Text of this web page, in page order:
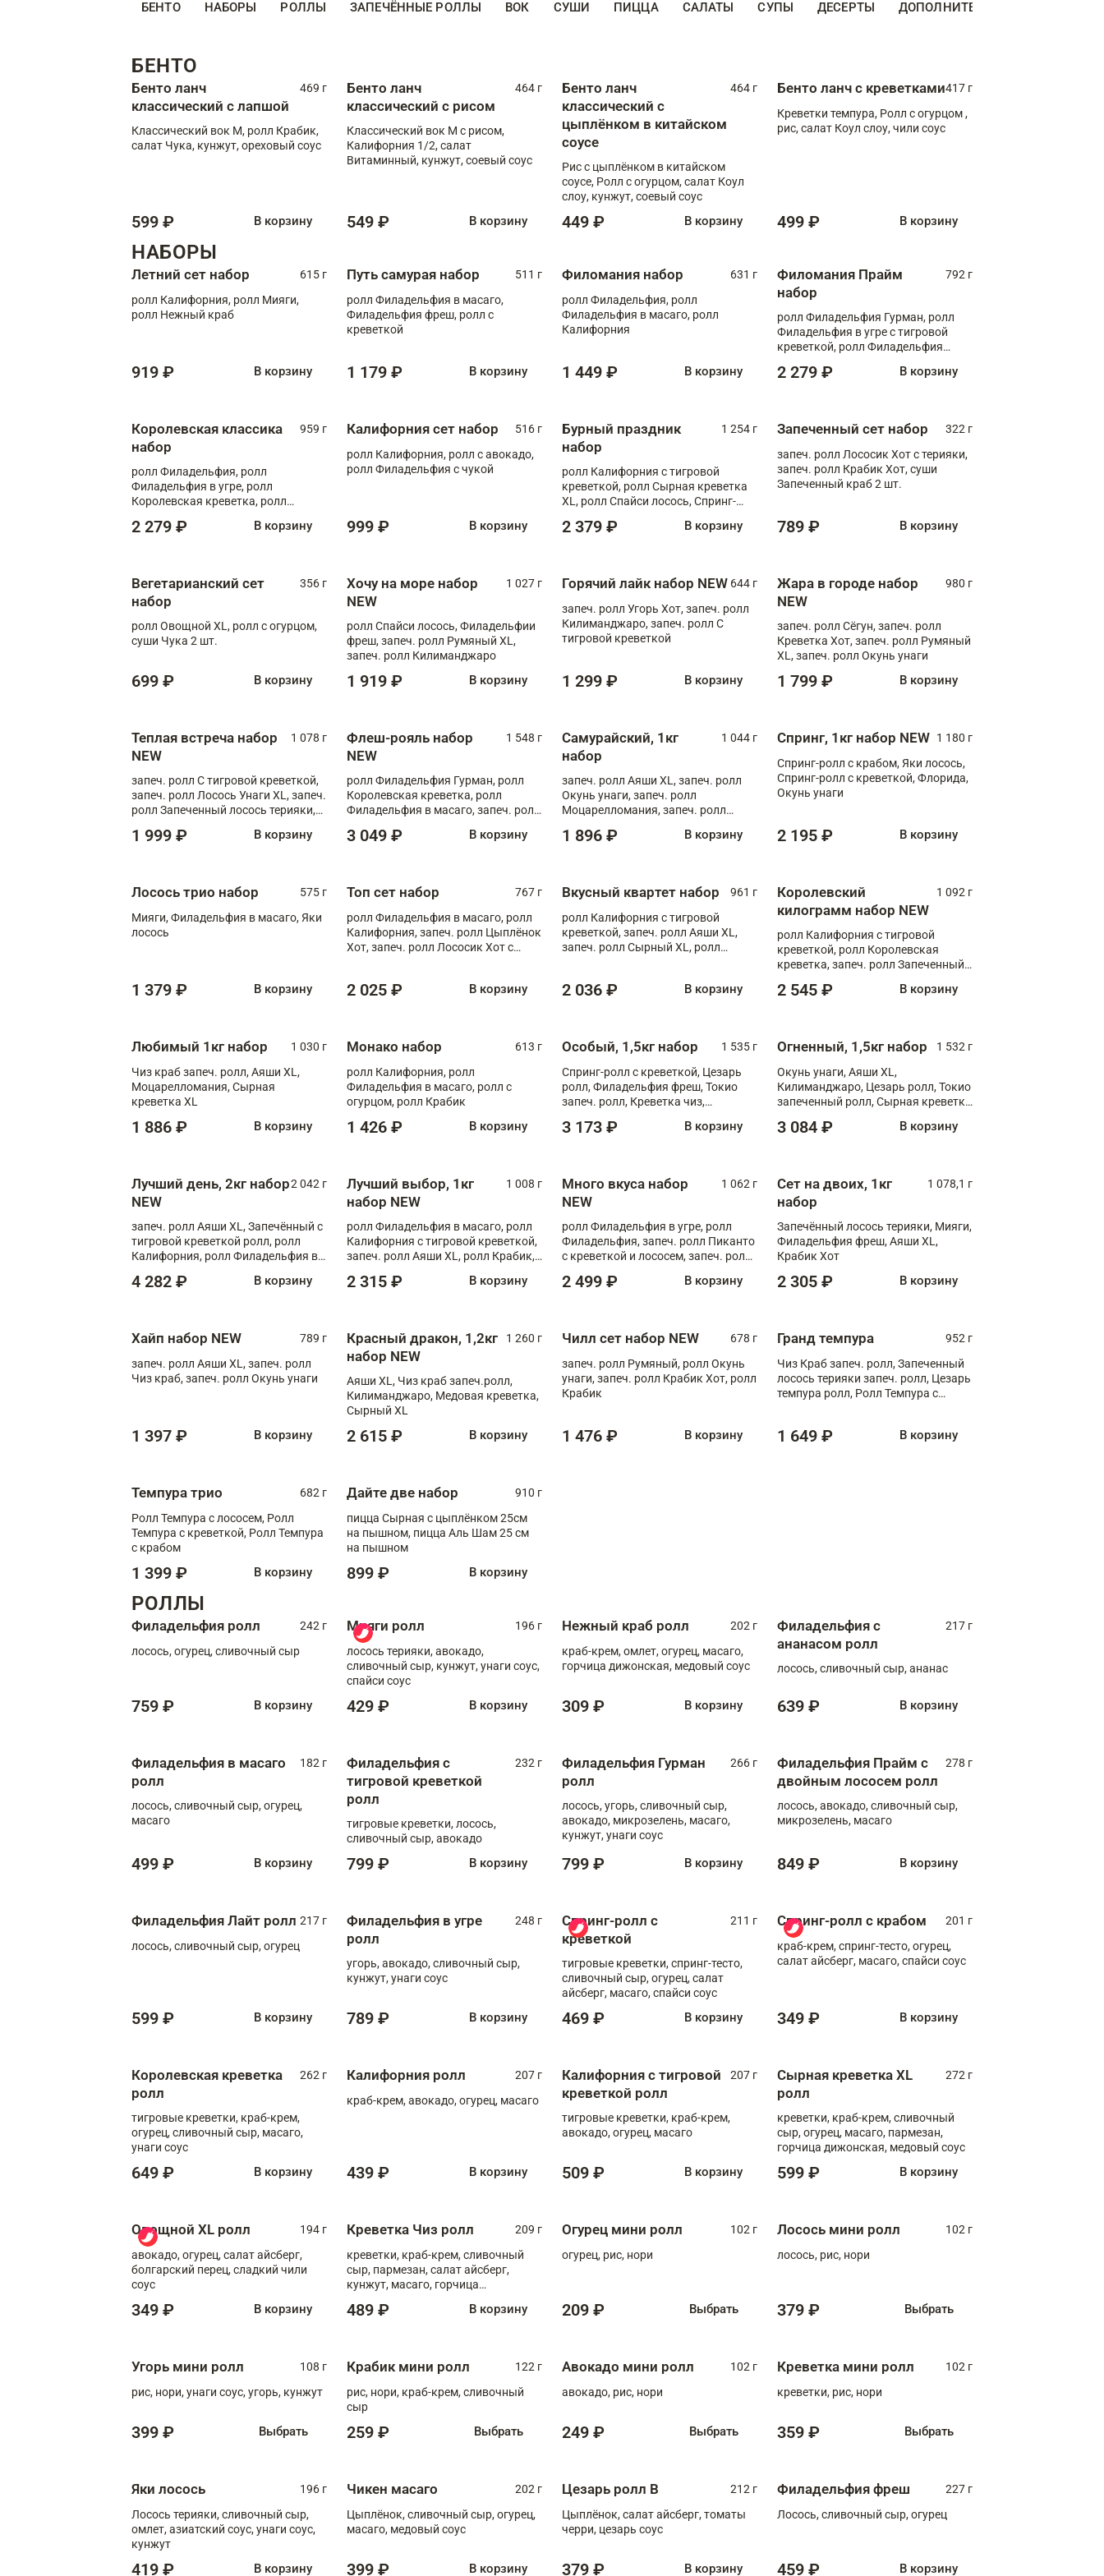
БЕНТО НАБОРЫ РОЛЛЫ ЗАПЕЧЁННЫЕ РОЛЛЫ ВОК СУШИ ПИЦЦА САЛАТЫ СУПЫ ДЕСЕРТЫ ДОПОЛНИТЕЛЬНО
БЕНТО
Бенто ланч
классический с лапшой
469 г
Классический вок М, ролл Крабик,
салат Чука, кунжут, ореховый соус
599 ₽ В корзину
Бенто ланч
классический с рисом
464 г
Классический вок М с рисом,
Калифорния 1/2, салат
Витаминный, кунжут, соевый соус
549 ₽ В корзину
Бенто ланч
классический с
цыплёнком в китайском
соусе
464 г
Рис с цыплёнком в китайском
соусе, Ролл с огурцом, салат Коул
слоу, кунжут, соевый соус
449 ₽ В корзину
Бенто ланч с креветками417 г
Креветки темпура, Ролл с огурцом ,
рис, салат Коул слоу, чили соус
499 ₽ В корзину
НАБОРЫ
Летний сет набор
615 г
ролл Калифорния, ролл Мияги,
ролл Нежный краб
919 ₽ В корзину
Путь самурая набор
511 г
ролл Филадельфия в масаго,
Филадельфия фреш, ролл с
креветкой
1 179 ₽ В корзину
Филомания набор
631 г
ролл Филадельфия, ролл
Филадельфия в масаго, ролл
Калифорния
1 449 ₽ В корзину
Филомания Прайм
набор
792 г
ролл Филадельфия Гурман, ролл
Филадельфия в угре с тигровой
креветкой, ролл Филадельфия
2 279 ₽ В корзину
Королевская классика
набор
959 г
ролл Филадельфия, ролл
Филадельфия в угре, ролл
Королевская креветка, ролл
2 279 ₽ В корзину
Калифорния сет набор
516 г
ролл Калифорния, ролл с авокадо,
ролл Филадельфия с чукой
999 ₽ В корзину
Бурный праздник
набор
1 254 г
ролл Калифорния с тигровой
креветкой, ролл Сырная креветка
XL, ролл Спайси лосось, Спринг-
Медовая креветка
2 379 ₽ В корзину
Запеченный сет набор
322 г
запеч. ролл Лососик Хот с терияки,
запеч. ролл Крабик Хот, суши
Запеченный краб 2 шт.
789 ₽ В корзину
Вегетарианский сет
набор
356 г
ролл Овощной XL, ролл с огурцом,
суши Чука 2 шт.
699 ₽ В корзину
Хочу на море набор
NEW
1 027 г
ролл Спайси лосось, Филадельфии
фреш, запеч. ролл Румяный XL,
запеч. ролл Килиманджаро
1 919 ₽ В корзину
Горячий лайк набор NEW 644 г
запеч. ролл Угорь Хот, запеч. ролл
Килиманджаро, запеч. ролл С
тигровой креветкой
1 299 ₽ В корзину
Жара в городе набор
NEW
980 г
запеч. ролл Сёгун, запеч. ролл
Креветка Хот, запеч. ролл Румяный
XL, запеч. ролл Окунь унаги
1 799 ₽ В корзину
Теплая встреча набор
NEW
1 078 г
запеч. ролл С тигровой креветкой,
запеч. ролл Лосось Унаги XL, запеч.
ролл Запеченный лосось терияки,
1 999 ₽ В корзину
Флеш-рояль набор
NEW
1 548 г
ролл Филадельфия Гурман, ролл
Королевская креветка, ролл
Филадельфия в масаго, запеч. ролл
Тигровая креветка с моцареллой,
3 049 ₽ В корзину
Самурайский, 1кг
набор
1 044 г
запеч. ролл Аяши XL, запеч. ролл
Окунь унаги, запеч. ролл
Моцарелломания, запеч. ролл
1 896 ₽ В корзину
Спринг, 1кг набор NEW 1 180 г
Спринг-ролл с крабом, Яки лосось,
Спринг-ролл с креветкой, Флорида,
Окунь унаги
2 195 ₽ В корзину
Лосось трио набор
575 г
Мияги, Филадельфия в масаго, Яки
лосось
1 379 ₽ В корзину
Топ сет набор
767 г
ролл Филадельфия в масаго, ролл
Калифорния, запеч. ролл Цыплёнок
Хот, запеч. ролл Лососик Хот с
2 025 ₽ В корзину
Вкусный квартет набор
961 г
ролл Калифорния с тигровой
креветкой, запеч. ролл Аяши XL,
запеч. ролл Сырный XL, ролл
2 036 ₽ В корзину
Королевский
килограмм набор NEW
1 092 г
ролл Калифорния с тигровой
креветкой, ролл Королевская
креветка, запеч. ролл Запеченный
XL, запеч. ролл Крабик Хот
2 545 ₽ В корзину
Любимый 1кг набор
1 030 г
Чиз краб запеч. ролл, Аяши XL,
Моцарелломания, Сырная
креветка XL
1 886 ₽ В корзину
Монако набор
613 г
ролл Калифорния, ролл
Филадельфия в масаго, ролл с
огурцом, ролл Крабик
1 426 ₽ В корзину
Особый, 1,5кг набор
1 535 г
Спринг-ролл с креветкой, Цезарь
ролл, Филадельфия фреш, Токио
запеч. ролл, Креветка чиз,
Флорида
3 173 ₽ В корзину
Огненный, 1,5кг набор
1 532 г
Окунь унаги, Аяши XL,
Килиманджаро, Цезарь ролл, Токио
запеченный ролл, Сырная креветка
3 084 ₽ В корзину
Лучший день, 2кг набор
NEW
2 042 г
запеч. ролл Аяши XL, Запечённый с
тигровой креветкой ролл, ролл
Калифорния, ролл Филадельфия в
запеч. ролл Моцарелломания, ролл
4 282 ₽ В корзину
Лучший выбор, 1кг
набор NEW
1 008 г
ролл Филадельфия в масаго, ролл
Калифорния с тигровой креветкой,
запеч. ролл Аяши XL, ролл Крабик,
2 315 ₽ В корзину
Много вкуса набор
NEW
1 062 г
ролл Филадельфия в угре, ролл
Филадельфия, запеч. ролл Пиканто
с креветкой и лососем, запеч. ролл
2 499 ₽ В корзину
Сет на двоих, 1кг
набор
1 078,1 г
Запечённый лосось терияки, Мияги,
Филадельфия фреш, Аяши XL,
Крабик Хот
2 305 ₽ В корзину
Хайп набор NEW
789 г
запеч. ролл Аяши XL, запеч. ролл
Чиз краб, запеч. ролл Окунь унаги
1 397 ₽ В корзину
Красный дракон, 1,2кг
набор NEW
1 260 г
Аяши XL, Чиз краб запеч.ролл,
Килиманджаро, Медовая креветка,
Сырный XL
2 615 ₽ В корзину
Чилл сет набор NEW
678 г
запеч. ролл Румяный, ролл Окунь
унаги, запеч. ролл Крабик Хот, ролл
Крабик
1 476 ₽ В корзину
Гранд темпура
952 г
Чиз Краб запеч. ролл, Запеченный
лосось терияки запеч. ролл, Цезарь
темпура ролл, Ролл Темпура с
1 649 ₽ В корзину
Темпура трио
682 г
Ролл Темпура с лососем, Ролл
Темпура с креветкой, Ролл Темпура
с крабом
1 399 ₽ В корзину
Дайте две набор
910 г
пицца Сырная с цыплёнком 25см
на пышном, пицца Аль Шам 25 см
на пышном
899 ₽ В корзину
РОЛЛЫ
Филадельфия ролл
242 г
лосось, огурец, сливочный сыр
759 ₽ В корзину
Мияги ролл
196 г
лосось терияки, авокадо,
сливочный сыр, кунжут, унаги соус,
спайси соус
429 ₽ В корзину
Нежный краб ролл
202 г
краб-крем, омлет, огурец, масаго,
горчица дижонская, медовый соус
309 ₽ В корзину
Филадельфия с
ананасом ролл
217 г
лосось, сливочный сыр, ананас
639 ₽ В корзину
Филадельфия в масаго
ролл
182 г
лосось, сливочный сыр, огурец,
масаго
499 ₽ В корзину
Филадельфия с
тигровой креветкой
ролл
232 г
тигровые креветки, лосось,
сливочный сыр, авокадо
799 ₽ В корзину
Филадельфия Гурман
ролл
266 г
лосось, угорь, сливочный сыр,
авокадо, микрозелень, масаго,
кунжут, унаги соус
799 ₽ В корзину
Филадельфия Прайм с
двойным лососем ролл
278 г
лосось, авокадо, сливочный сыр,
микрозелень, масаго
849 ₽ В корзину
Филадельфия Лайт ролл 217 г
лосось, сливочный сыр, огурец
599 ₽ В корзину
Филадельфия в угре
ролл
248 г
угорь, авокадо, сливочный сыр,
кунжут, унаги соус
789 ₽ В корзину
Спринг-ролл с
креветкой
211 г
тигровые креветки, спринг-тесто,
сливочный сыр, огурец, салат
айсберг, масаго, спайси соус
469 ₽ В корзину
Спринг-ролл с крабом
201 г
краб-крем, спринг-тесто, огурец,
салат айсберг, масаго, спайси соус
349 ₽ В корзину
Королевская креветка
ролл
262 г
тигровые креветки, краб-крем,
огурец, сливочный сыр, масаго,
унаги соус
649 ₽ В корзину
Калифорния ролл
207 г
краб-крем, авокадо, огурец, масаго
439 ₽ В корзину
Калифорния с тигровой
креветкой ролл
207 г
тигровые креветки, краб-крем,
авокадо, огурец, масаго
509 ₽ В корзину
Сырная креветка XL
ролл
272 г
креветки, краб-крем, сливочный
сыр, огурец, масаго, пармезан,
горчица дижонская, медовый соус
599 ₽ В корзину
Овощной XL ролл
194 г
авокадо, огурец, салат айсберг,
болгарский перец, сладкий чили
соус
349 ₽ В корзину
Креветка Чиз ролл
209 г
креветки, краб-крем, сливочный
сыр, пармезан, салат айсберг,
кунжут, масаго, горчица
489 ₽ В корзину
Огурец мини ролл
102 г
огурец, рис, нори
209 ₽ Выбрать
Лосось мини ролл
102 г
лосось, рис, нори
379 ₽ Выбрать
Угорь мини ролл
108 г
рис, нори, унаги соус, угорь, кунжут
399 ₽ Выбрать
Крабик мини ролл
122 г
рис, нори, краб-крем, сливочный
сыр
259 ₽ Выбрать
Авокадо мини ролл
102 г
авокадо, рис, нори
249 ₽ Выбрать
Креветка мини ролл
102 г
креветки, рис, нори
359 ₽ Выбрать
Яки лосось
196 г
Лосось терияки, сливочный сыр,
омлет, азиатский соус, унаги соус,
кунжут
419 ₽ В корзину
Чикен масаго
202 г
Цыплёнок, сливочный сыр, огурец,
масаго, медовый соус
399 ₽ В корзину
Цезарь ролл В
212 г
Цыплёнок, салат айсберг, томаты
черри, цезарь соус
379 ₽ В корзину
Филадельфия фреш
227 г
Лосось, сливочный сыр, огурец
459 ₽ В корзину